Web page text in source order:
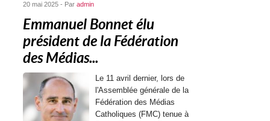
20 mai 2025 - Paradmin
Emmanuel Bonnet élu
président de la Fédération
des Médias...
Le 11 avril dernier, lors de
l'Assemblée générale de la
Fédération des Médias
Catholiques (FMC) tenue à